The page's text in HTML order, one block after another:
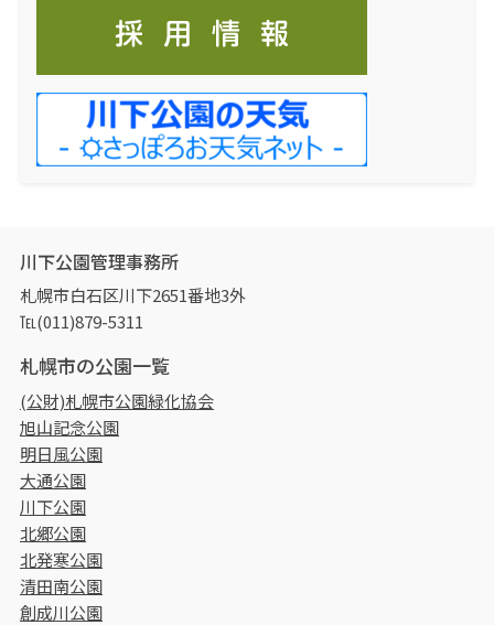
川下公園管理事務所
札幌市白石区川下2651番地3外
℡(011)879-5311
札幌市の公園一覧
(公財)札幌市公園緑化協会
旭山記念公園
明日風公園
大通公園
川下公園
北郷公園
北発寒公園
清田南公園
創成川公園